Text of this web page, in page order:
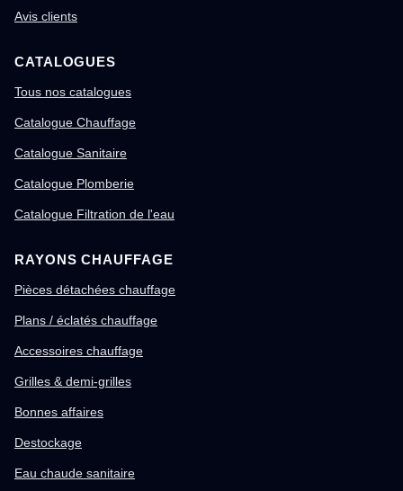
Avis clients
CATALOGUES
Tous nos catalogues
Catalogue Chauffage
Catalogue Sanitaire
Catalogue Plomberie
Catalogue Filtration de l'eau
RAYONS CHAUFFAGE
Pièces détachées chauffage
Plans / éclatés chauffage
Accessoires chauffage
Grilles & demi-grilles
Bonnes affaires
Destockage
Eau chaude sanitaire